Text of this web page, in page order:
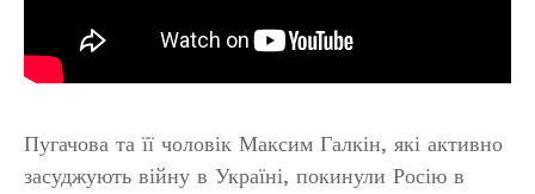
Пугачова та її чоловік Максим Галкін, які активно
засуджують війну в Україні, покинули Росію в